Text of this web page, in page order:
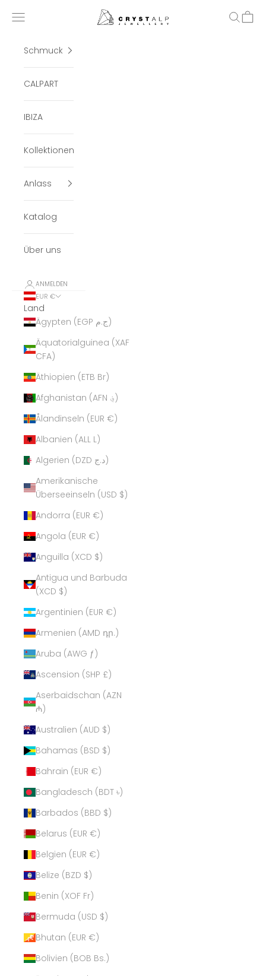
crystalpjewelry
Menü Suchen
Schmuck
CALPART
IBIZA
Kollektionen
Anlass
Katalog
Über uns
ANMELDEN
EUR €
Land
Ägypten (EGP ج.م)
Äquatorialguinea (XAF
CFA)
Äthiopien (ETB Br)
Afghanistan (AFN ؋)
Ålandinseln (EUR €)
Albanien (ALL L)
Algerien (DZD د.ج)
Amerikanische
Überseeinseln (USD $)
Andorra (EUR €)
Angola (EUR €)
Anguilla (XCD $)
Antigua und Barbuda
(XCD $)
Argentinien (EUR €)
Armenien (AMD դր.)
Aruba (AWG ƒ)
Ascension (SHP £)
Aserbaidschan (AZN
₼)
Australien (AUD $)
Bahamas (BSD $)
Bahrain (EUR €)
Bangladesch (BDT ৳)
Barbados (BBD $)
Belarus (EUR €)
Belgien (EUR €)
Belize (BZD $)
Benin (XOF Fr)
Bermuda (USD $)
Bhutan (EUR €)
Bolivien (BOB Bs.)